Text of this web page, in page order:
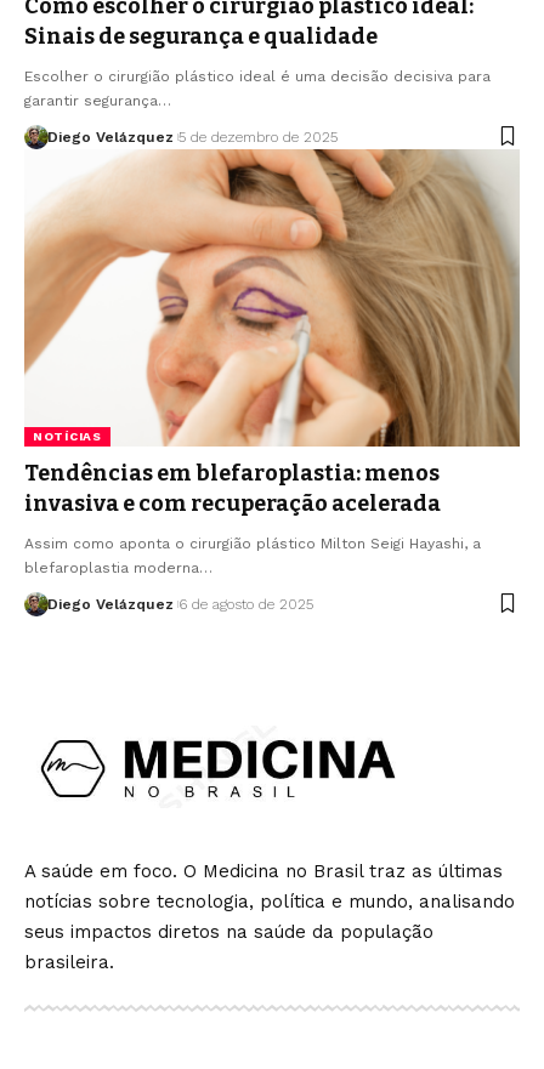
Como escolher o cirurgião plástico ideal:
Sinais de segurança e qualidade
Escolher o cirurgião plástico ideal é uma decisão decisiva para
garantir segurança…
Diego Velázquez 5 de dezembro de 2025
NOTÍCIAS
Tendências em blefaroplastia: menos
invasiva e com recuperação acelerada
Assim como aponta o cirurgião plástico Milton Seigi Hayashi, a
blefaroplastia moderna…
Diego Velázquez 6 de agosto de 2025
A saúde em foco. O Medicina no Brasil traz as últimas
notícias sobre tecnologia, política e mundo, analisando
seus impactos diretos na saúde da população
brasileira.